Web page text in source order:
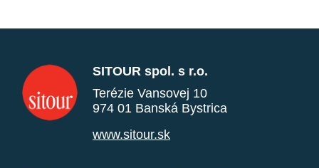
SITOUR spol. s r.o.
Terézie Vansovej 10
974 01 Banská Bystrica
www.sitour.sk